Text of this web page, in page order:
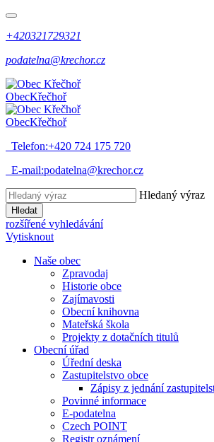
+420321729321
podatelna@krechor.cz
ObecKřečhoř
ObecKřečhoř
Telefon:+420 724 175 720
E-mail:podatelna@krechor.cz
Hledaný výraz
Hledat
rozšířené vyhledávání
Vytisknout
Naše obec
Zpravodaj
Historie obce
Zajímavosti
Obecní knihovna
Mateřská škola
Projekty z dotačních titulů
Obecní úřad
Úřední deska
Zastupitelstvo obce
Zápisy z jednání
Povinné informace
E-podatelna
Czech POINT
Registr oznámení